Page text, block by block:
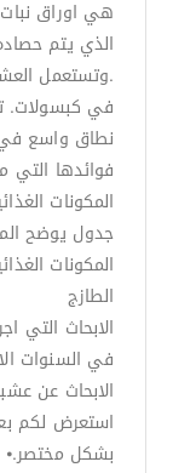
الذي يتم
.وتستعمل
في كبسولات.
نطاق واسع في
فوائدها التي
المكونات
جدول يوضح
الطازج
الابحاث التي
في السنوات
الابحاث عن
استعرض لكم
بشكل مختصر.⦁